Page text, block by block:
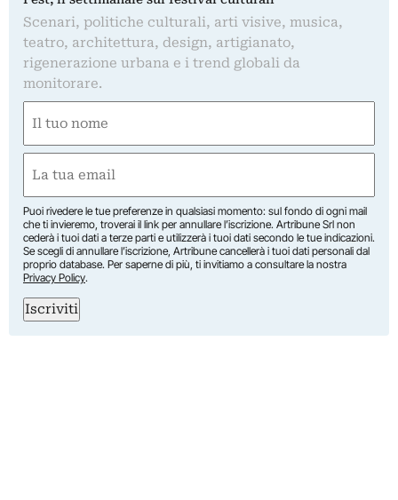
Scenari, politiche culturali, arti visive, musica,
teatro, architettura, design, artigianato,
rigenerazione urbana e i trend globali da
monitorare.
(Required)
First
(Required)
Puoi rivedere le tue preferenze in qualsiasi momento: sul fondo di ogni mail
che ti invieremo, troverai il link per annullare l’iscrizione. Artribune Srl non
cederà i tuoi dati a terze parti e utilizzerà i tuoi dati secondo le tue indicazioni.
Se scegli di annullare l’iscrizione, Artribune cancellerà i tuoi dati personali dal
proprio database. Per saperne di più, ti invitiamo a consultare la nostra
Privacy Policy.
Iscriviti